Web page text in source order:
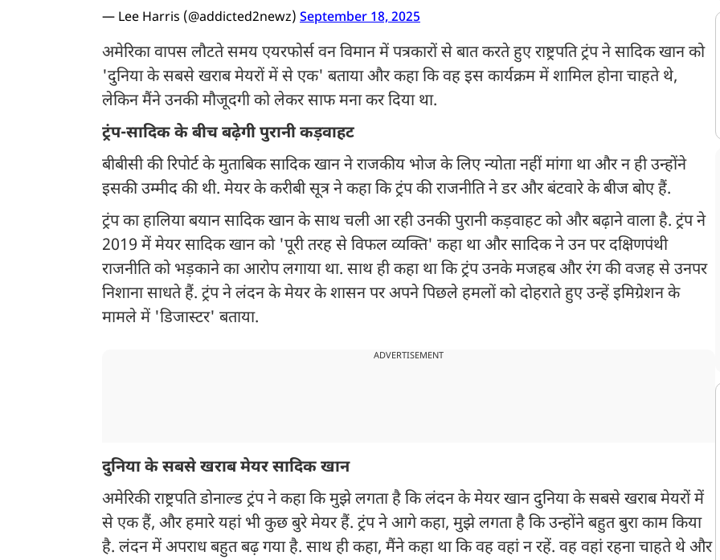
— Lee Harris (@addicted2newz) September 18, 2025
अमेरिका वापस लौटते समय एयरफोर्स वन विमान में पत्रकारों से बात करते हुए राष्ट्रपति ट्रंप ने सादिक खान को
'दुनिया के सबसे खराब मेयरों में से एक' बताया और कहा कि वह इस कार्यक्रम में शामिल होना चाहते थे,
लेकिन मैंने उनकी मौजूदगी को लेकर साफ मना कर दिया था.
ट्रंप-सादिक के बीच बढ़ेगी पुरानी कड़वाहट
बीबीसी की रिपोर्ट के मुताबिक सादिक खान ने राजकीय भोज के लिए न्योता नहीं मांगा था और न ही उन्होंने
इसकी उम्मीद की थी. मेयर के करीबी सूत्र ने कहा कि ट्रंप की राजनीति ने डर और बंटवारे के बीज बोए हैं.
ट्रंप का हालिया बयान सादिक खान के साथ चली आ रही उनकी पुरानी कड़वाहट को और बढ़ाने वाला है. ट्रंप ने
2019 में मेयर सादिक खान को 'पूरी तरह से विफल व्यक्ति' कहा था और सादिक ने उन पर दक्षिणपंथी
राजनीति को भड़काने का आरोप लगाया था. साथ ही कहा था कि ट्रंप उनके मजहब और रंग की वजह से उनपर
निशाना साधते हैं. ट्रंप ने लंदन के मेयर के शासन पर अपने पिछले हमलों को दोहराते हुए उन्हें इमिग्रेशन के
मामले में 'डिजास्टर' बताया.
ADVERTISEMENT
दुनिया के सबसे खराब मेयर सादिक खान
अमेरिकी राष्ट्रपति डोनाल्ड ट्रंप ने कहा कि मुझे लगता है कि लंदन के मेयर खान दुनिया के सबसे खराब मेयरों में
से एक हैं, और हमारे यहां भी कुछ बुरे मेयर हैं. ट्रंप ने आगे कहा, मुझे लगता है कि उन्होंने बहुत बुरा काम किया
है. लंदन में अपराध बहुत बढ़ गया है. साथ ही कहा, मैंने कहा था कि वह वहां न रहें. वह वहां रहना चाहते थे और